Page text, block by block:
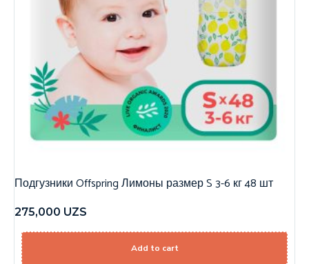
Подгузники Offspring Лимоны размер S 3-6 кг 48 шт
275,000 UZS
Add to cart